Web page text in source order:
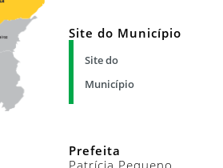
Site do Município
Site do
Município
Prefeita
Patrícia Pequeno